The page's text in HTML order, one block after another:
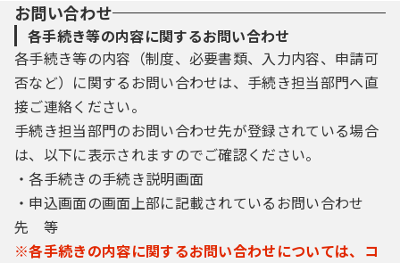
お問い合わせ
各手続き等の内容に関するお問い合わせ
各手続き等の内容（制度、必要書類、入力内容、申請可
否など）に関するお問い合わせは、手続き担当部門へ直
接ご連絡ください。
手続き担当部門のお問い合わせ先が登録されている場合
は、以下に表示されますのでご確認ください。
・各手続きの手続き説明画面
・申込画面の画面上部に記載されているお問い合わせ
先 等
※各手続きの内容に関するお問い合わせについては、コ